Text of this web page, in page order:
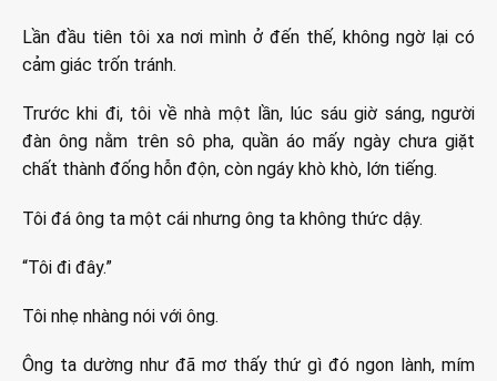
Lần đầu tiên tôi xa nơi mình ở đến thế, không ngờ lại có
cảm giác trốn tránh.
Trước khi đi, tôi về nhà một lần, lúc sáu giờ sáng, người
đàn ông nằm trên sô pha, quần áo mấy ngày chưa giặt
chất thành đống hỗn độn, còn ngáy khò khò, lớn tiếng.
Tôi đá ông ta một cái nhưng ông ta không thức dậy.
“Tôi đi đây.”
Tôi nhẹ nhàng nói với ông.
Ông ta dường như đã mơ thấy thứ gì đó ngon lành, mím